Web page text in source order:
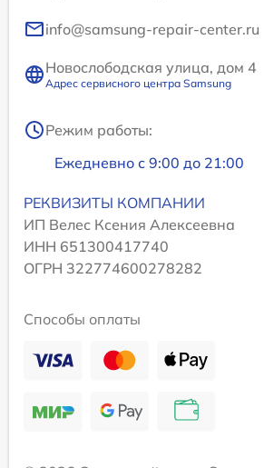
info@samsung-repair-center.ru
Новослободская улица, дом 4
Адрес сервисного центра Samsung
Режим работы:
Ежедневно с 9:00 до 21:00
РЕКВИЗИТЫ КОМПАНИИ
ИП Велес Ксения Алексеевна
ИНН 651300417740
ОГРН 322774600278282
Способы оплаты